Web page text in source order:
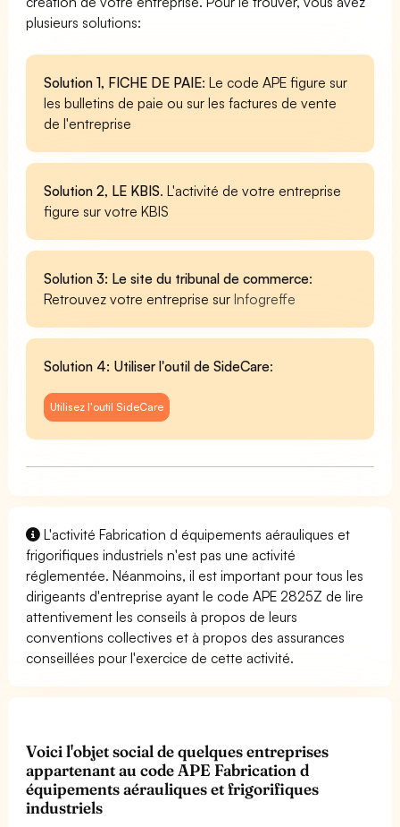
plusieurs solutions:
Solution 1, FICHE DE PAIE: Le code APE figure sur
les bulletins de paie ou sur les factures de vente
de l'entreprise
Solution 2, LE KBIS. L'activité de votre entreprise
figure sur votre KBIS
Solution 3: Le site du tribunal de commerce:
Retrouvez votre entreprise surInfogreffe
Solution 4: Utiliser l'outil de SideCare:
Utilisez l'outil SideCare
L'activité Fabrication d équipements aérauliques et
frigorifiques industriels n'est pas une activité
réglementée. Néanmoins, il est important pour tous les
dirigeants d'entreprise ayant le code APE 2825Z de lire
attentivement les conseils à propos de leurs
conventions collectives et à propos des assurances
conseillées pour l'exercice de cette activité.
Voici l'objet social de quelques entreprises
appartenant au code APE Fabrication d
équipements aérauliques et frigorifiques
industriels